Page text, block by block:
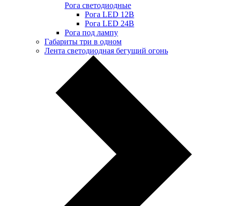
Рога светодиодные
Рога LED 12В
Рога LED 24В
Рога под лампу
Габариты три в одном
Лента светодиодная бегущий огонь